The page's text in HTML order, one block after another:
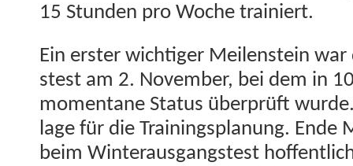
15 Stun­den pro Woche trainiert.
Ein erster wichtiger Meilen­stein
stest am 2. Novem­ber, bei dem in
momen­tane Sta­tus über­prüft
lage für die Train­ings­pla­nung. Ende
beim Win­ter­aus­gang­stest